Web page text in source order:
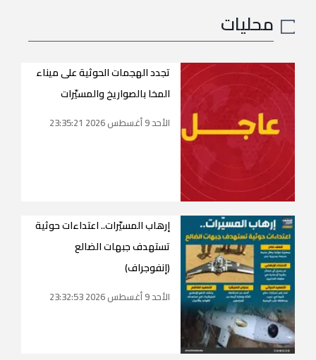
محليات
تجدد الهجمات الحوثية على ميناء
المخا بالصواريخ والمسيّرات
الأحد 9 أغسطس 2026 23:35:21
إرهاب المسيّرات.. اعتداءات حوثية
تستهدف جبهات الضالع
(إنفوجراف)
الأحد 9 أغسطس 2026 23:32:53